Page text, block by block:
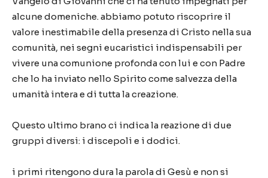
alcune domeniche. abbiamo potuto riscoprire il
valore inestimabile della presenza di Cristo nella sua
comunità, nei segni eucaristici indispensabili per
vivere una comunione profonda con lui e con Padre
che lo ha inviato nello Spirito come salvezza della
umanità intera e di tutta la creazione.
Questo ultimo brano ci indica la reazione di due
gruppi diversi: i discepoli e i dodici.
i primi ritengono dura la parola di Gesù e non si